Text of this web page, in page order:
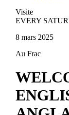
Visite
EVERY
8 mars 2025
Au Frac